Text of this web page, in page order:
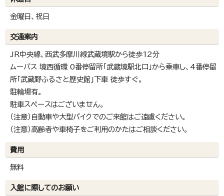
金曜日、祝日
交通案内
JR中央線、西武多摩川線武蔵境駅から徒歩12分
ムーバス 境西循環 0番停留所「武蔵境駅北口」から乗車し、4番停留
所「武蔵野ふるさと歴史館」下車 徒歩すぐ。
駐輪場有。
駐車スペースはございません。
（注意）自動車や大型バイクでのご来館はご遠慮ください。
（注意）高齢者や車椅子をご利用のかたはご相談ください。
費用
無料
入館に際してのお願い